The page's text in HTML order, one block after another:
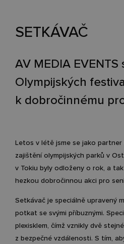
SETKÁVAČ
AV MEDIA
Olympijských
k dobročinnému
Letos v létě jsme se jako
zajištění olympijských parků v
v Tokiu byly odloženy o rok, a
hezkou dobročinnou akci pro
Setkávač je speciálně upravený
potkat se svými příbuznými.
plexisklem, čímž vznikly dvě
z bezpečné vzdálenosti. S tím,